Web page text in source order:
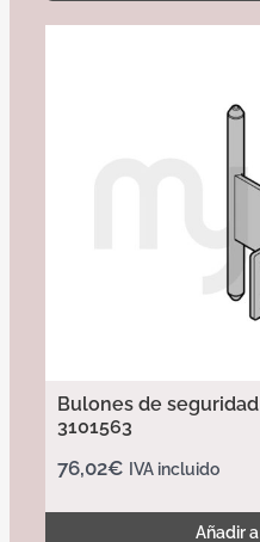
Bulones de
3101563
76,02€ IVA incluido
Añadir